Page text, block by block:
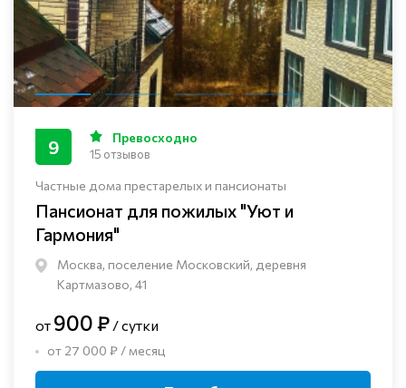
Частные дома престарелых и пансионаты
Пансионат для пожилых "Уют и
Гармония"
Москва, поселение Московский, деревня
Картмазово, 41
9 Превосходно
15 отзывов
от 900 ₽ / сутки
от 27 000 ₽ / месяц